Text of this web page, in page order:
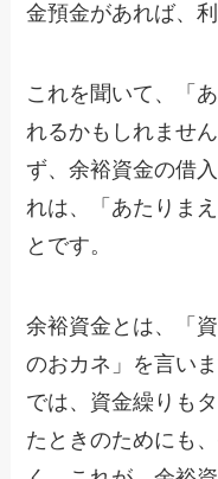
金預金があれば、
これを聞いて、「
れるかもしれませ
ず、余裕資金の借
れは、「あたりま
とです。
余裕資金とは、「
のおカネ」を言い
では、資金繰りも
たときのためにも